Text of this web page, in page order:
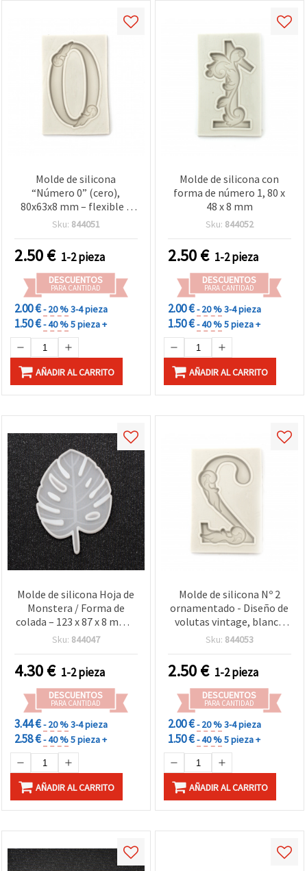
Molde de silicona
“Número 0” (cero),
80x63x8 mm – flexible y
reutilizable para colada
yeso y jabón |
Manualidades DIY
Sku: 844051
2.50€ 1-2 pieza
DESCUENTOS
PARA CANTIDAD
2.00 €- 20 %3-4 pieza
1.50 €- 40 %5 pieza +
AÑADIR AL CARRITO
Molde de silicona con
forma de número 1, 80 x
48 x 8 mm
Sku: 844052
2.50€ 1-2 pieza
DESCUENTOS
PARA CANTIDAD
2.00 €- 20 %3-4 pieza
1.50 €- 40 %5 pieza +
AÑADIR AL CARRITO
Molde de silicona Hoja de
Monstera / Forma de
colada – 123 x 87 x 8 mm –
Molde flexible para resina
Accesorio de
manualidades hoja
tropical
Sku: 844047
4.30€ 1-2 pieza
DESCUENTOS
PARA CANTIDAD
3.44 €- 20 %3-4 pieza
2.58 €- 40 %5 pieza +
AÑADIR AL CARRITO
Molde de silicona Nº 2
ornamentado - Diseño de
volutas vintage, blanco
roto, 80x54x8 mm - Molde
manualidades y
repostería creativa:
fondant, resina, arcilla
polimérica, jabón y yeso
Sku: 844053
2.50€ 1-2 pieza
DESCUENTOS
PARA CANTIDAD
2.00 €- 20 %3-4 pieza
1.50 €- 40 %5 pieza +
AÑADIR AL CARRITO